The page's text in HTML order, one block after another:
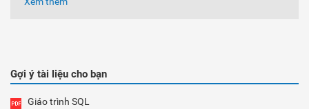
Gợi ý tài liệu cho bạn
Giáo trình SQL